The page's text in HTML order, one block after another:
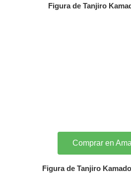
Figura de Tanjiro
Comprar en
Figura de Tanjiro